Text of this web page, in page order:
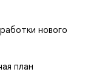
нового
план